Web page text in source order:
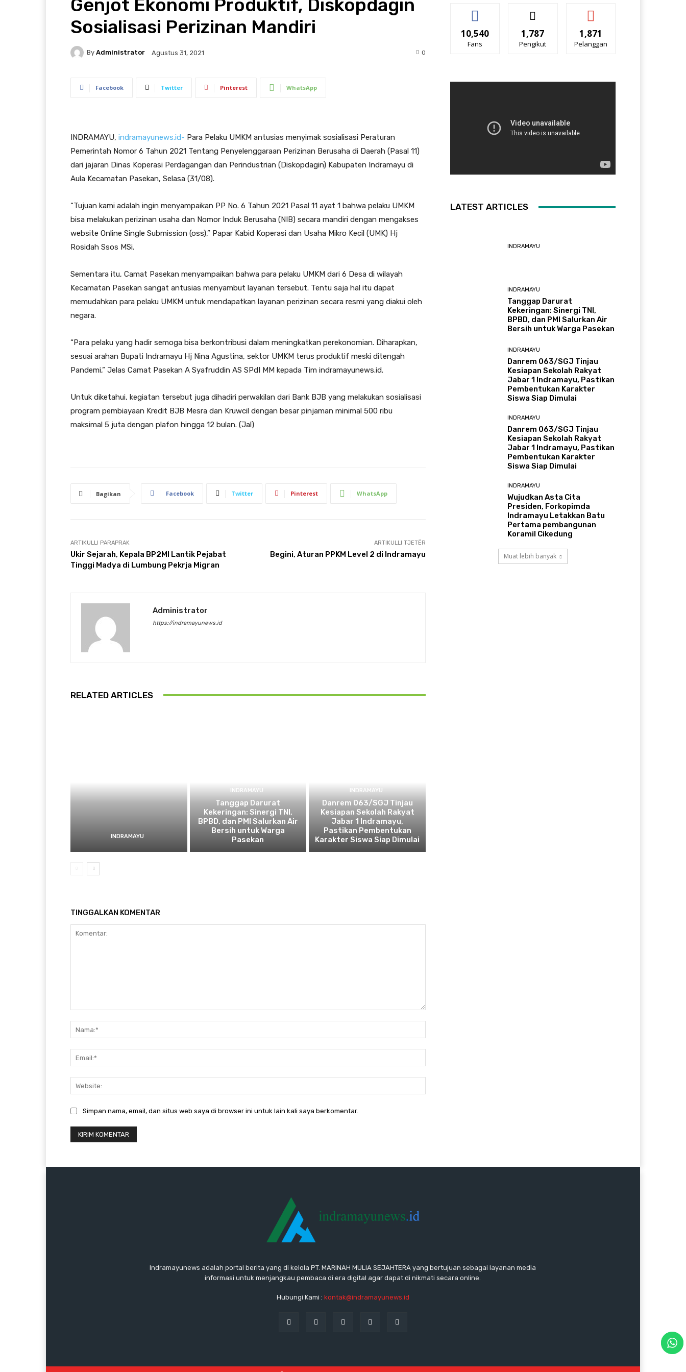
Genjot Ekonomi Produktif, Diskopdagin
Sosialisasi Perizinan Mandiri
By Administrator Agustus 31, 2021 0
Facebook Twitter Pinterest WhatsApp
INDRAMAYU, indramayunews.id- Para Pelaku UMKM antusias menyimak sosialisasi Peraturan
Pemerintah Nomor 6 Tahun 2021 Tentang Penyelenggaraan Perizinan Berusaha di Daerah (Pasal 11)
dari jajaran Dinas Koperasi Perdagangan dan Perindustrian (Diskopdagin) Kabupaten Indramayu di
Aula Kecamatan Pasekan, Selasa (31/08).
“Tujuan kami adalah ingin menyampaikan PP No. 6 Tahun 2021 Pasal 11 ayat 1 bahwa pelaku UMKM
bisa melakukan perizinan usaha dan Nomor Induk Berusaha (NIB) secara mandiri dengan mengakses
website Online Single Submission (oss),” Papar Kabid Koperasi dan Usaha Mikro Kecil (UMK) Hj
Rosidah Ssos MSi.
Sementara itu, Camat Pasekan menyampaikan bahwa para pelaku UMKM dari 6 Desa di wilayah
Kecamatan Pasekan sangat antusias menyambut layanan tersebut. Tentu saja hal itu dapat
memudahkan para pelaku UMKM untuk mendapatkan layanan perizinan secara resmi yang diakui oleh
negara.
“Para pelaku yang hadir semoga bisa berkontribusi dalam meningkatkan perekonomian. Diharapkan,
sesuai arahan Bupati Indramayu Hj Nina Agustina, sektor UMKM terus produktif meski ditengah
Pandemi,” Jelas Camat Pasekan A Syafruddin AS SPdI MM kepada Tim indramayunews.id.
Untuk diketahui, kegiatan tersebut juga dihadiri perwakilan dari Bank BJB yang melakukan sosialisasi
program pembiayaan Kredit BJB Mesra dan Kruwcil dengan besar pinjaman minimal 500 ribu
maksimal 5 juta dengan plafon hingga 12 bulan. (Jal)
Bagikan Facebook Twitter Pinterest WhatsApp
ARTIKULLI PARAPRAK
Ukir Sejarah, Kepala BP2MI Lantik Pejabat
Tinggi Madya di Lumbung Pekrja Migran
ARTIKULLI TJETËR
Begini, Aturan PPKM Level 2 di Indramayu
Administrator
https://indramayunews.id
RELATED ARTICLES
INDRAMAYU
INDRAMAYU
​Tanggap Darurat
Kekeringan: Sinergi TNI,
BPBD, dan PMI Salurkan Air
Bersih untuk Warga
Pasekan
INDRAMAYU
Danrem 063/SGJ Tinjau
Kesiapan Sekolah Rakyat
Jabar 1 Indramayu,
Pastikan Pembentukan
Karakter Siswa Siap Dimulai
TINGGALKAN KOMENTAR
Simpan nama, email, dan situs web saya di browser ini untuk lain kali saya berkomentar.
10,540
Fans
1,787
Pengikut
1,871
Pelanggan
LATEST ARTICLES
INDRAMAYU
INDRAMAYU
​Tanggap Darurat
Kekeringan: Sinergi TNI,
BPBD, dan PMI Salurkan Air
Bersih untuk Warga Pasekan
INDRAMAYU
Danrem 063/SGJ Tinjau
Kesiapan Sekolah Rakyat
Jabar 1 Indramayu, Pastikan
Pembentukan Karakter
Siswa Siap Dimulai
INDRAMAYU
Danrem 063/SGJ Tinjau
Kesiapan Sekolah Rakyat
Jabar 1 Indramayu, Pastikan
Pembentukan Karakter
Siswa Siap Dimulai
INDRAMAYU
​Wujudkan Asta Cita
Presiden, Forkopimda
Indramayu Letakkan Batu
Pertama pembangunan
Koramil Cikedung
Muat lebih banyak
Indramayunews adalah portal berita yang di kelola PT. MARINAH MULIA SEJAHTERA yang bertujuan sebagai layanan media
informasi untuk menjangkau pembaca di era digital agar dapat di nikmati secara online.
Hubungi Kami : kontak@indramayunews.id